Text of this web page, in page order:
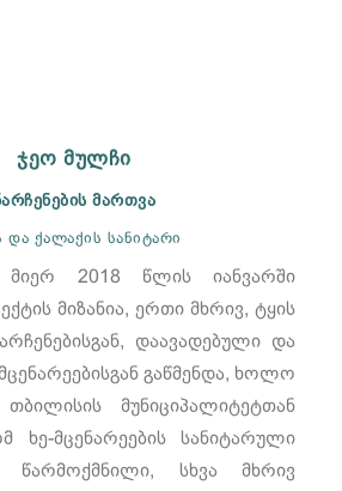
ჯეო მულჩი
მართვა
და ქალაქის სანიტარი
მიერ 2018 წლის იანვარში
მიზანია, ერთი მხრივ, ტყის
დაავადებული და
გაწმენდა, ხოლო
მუნიციპალიტეტთან
ხე-მცენარეების სანიტარული
წარმოქმნილი, სხვა მხრივ